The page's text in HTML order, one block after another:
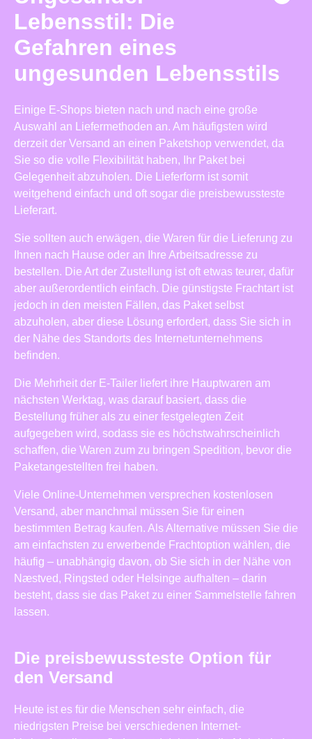
Lebensstil: Die
Gefahren eines
ungesunden Lebensstils
Einige E-Shops bieten nach und nach eine große
Auswahl an Liefermethoden an. Am häufigsten wird
derzeit der Versand an einen Paketshop verwendet, da
Sie so die volle Flexibilität haben, Ihr Paket bei
Gelegenheit abzuholen. Die Lieferform ist somit
weitgehend einfach und oft sogar die preisbewussteste
Lieferart.
Sie sollten auch erwägen, die Waren für die Lieferung zu
Ihnen nach Hause oder an Ihre Arbeitsadresse zu
bestellen. Die Art der Zustellung ist oft etwas teurer, dafür
aber außerordentlich einfach. Die günstigste Frachtart ist
jedoch in den meisten Fällen, das Paket selbst
abzuholen, aber diese Lösung erfordert, dass Sie sich in
der Nähe des Standorts des Internetunternehmens
befinden.
Die Mehrheit der E-Tailer liefert ihre Hauptwaren am
nächsten Werktag, was darauf basiert, dass die
Bestellung früher als zu einer festgelegten Zeit
aufgegeben wird, sodass sie es höchstwahrscheinlich
schaffen, die Waren zum zu bringen Spedition, bevor die
Paketangestellten frei haben.
Viele Online-Unternehmen versprechen kostenlosen
Versand, aber manchmal müssen Sie für einen
bestimmten Betrag kaufen. Als Alternative müssen Sie die
am einfachsten zu erwerbende Frachtoption wählen, die
häufig – unabhängig davon, ob Sie sich in der Nähe von
Næstved, Ringsted oder Helsinge aufhalten – darin
besteht, dass sie das Paket zu einer Sammelstelle fahren
lassen.
Die preisbewussteste Option für
den Versand
Heute ist es für die Menschen sehr einfach, die
niedrigsten Preise bei verschiedenen Internet-